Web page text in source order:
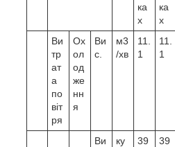
ка
х
ка
х
Ви
тр
ат
а
по
віт
ря
Ох
ол
од
же
нн
я
Ви
с.
м3
/хв
11.
1
11.
1
Ви
ку
39
39